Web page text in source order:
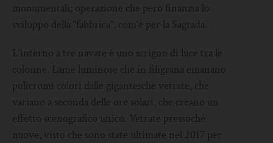
monumentali; operazione che però finanzia lo
sviluppo della “fabbrica”, com’è per la Sagrada.
L’interno a tre navate è uno scrigno di luce tra le
colonne. Lame luminose che in filigrana emanano
policromi colori dalle gigantesche vetrate, che
variano a seconda delle ore solari, che creano un
effetto scenografico unico. Vetrate pressoché
nuove, visto che sono state ultimate nel 2017 per